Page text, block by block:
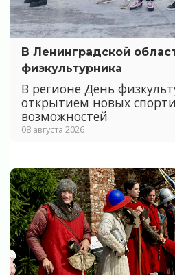
В Ленинградской
физкультурника
В регионе День
открытием новых
возможностей
08 августа 2026